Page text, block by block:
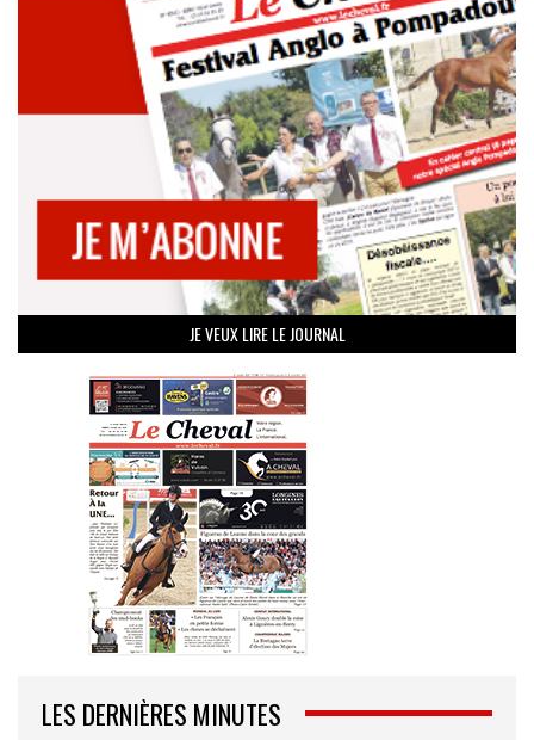
JE VEUX LIRE LE JOURNAL
LES DERNIÈRES MINUTES